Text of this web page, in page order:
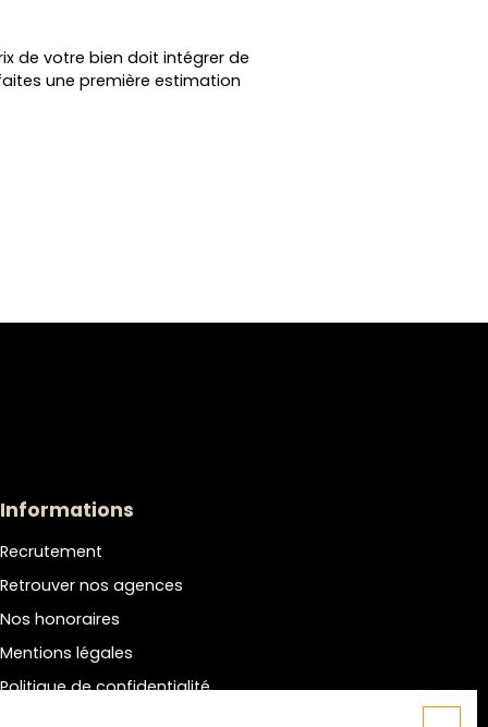
de votre bien doit intégrer de
une première estimation
Informations
Recrutement
Retrouver nos agences
Nos honoraires
Mentions légales
Politique de confidentialité